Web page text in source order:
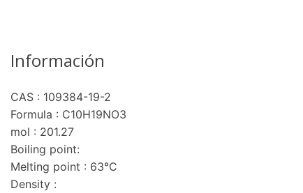
Información
CAS : 109384-19-2
Formula : C10H19NO3
mol : 201.27
Boiling point:
Melting point : 63°C
Density :